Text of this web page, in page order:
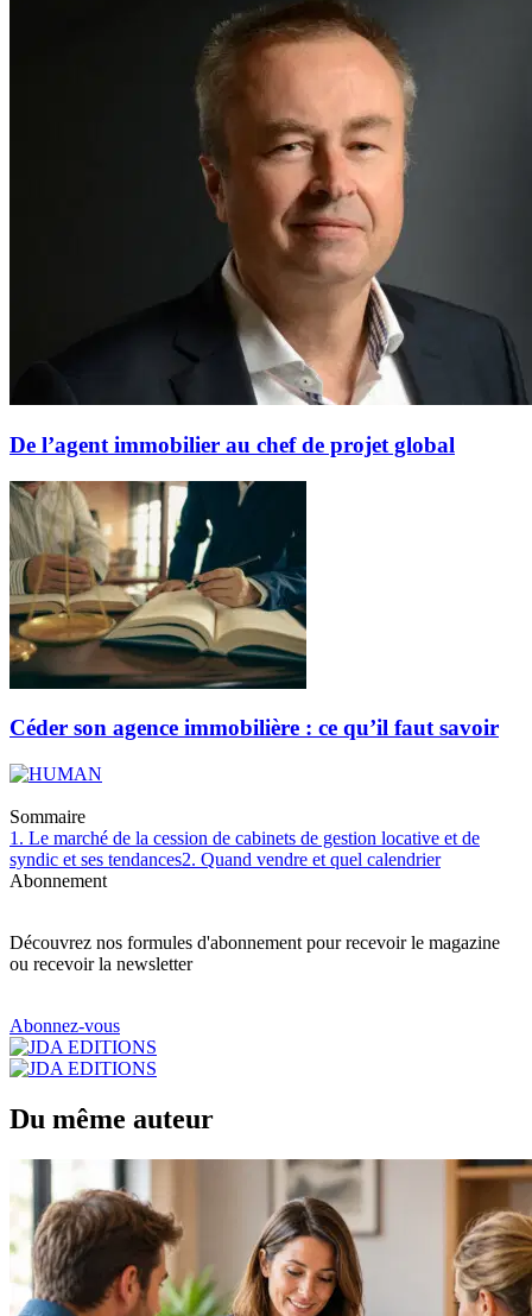
De l’agent immobilier au chef de projet global
Céder son agence immobilière : ce qu’il faut savoir
Sommaire
1. Le marché de la cession de cabinets de gestion locative et de
syndic et ses tendances2. Quand vendre et quel calendrier
Abonnement
Découvrez nos formules d'abonnement pour recevoir le magazine
ou recevoir la newsletter
Abonnez-vous
Du même auteur